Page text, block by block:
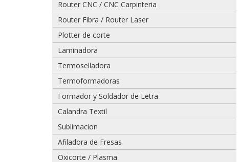
Adjuntar imagen de factura, guía o boleta:
Adjuntar imágenes de problema:
Router CNC / CNC Carpinteria
Router Fibra / Router Laser
Plotter de corte
Laminadora
Termoselladora
Termoformadoras
Formador y Soldador de Letra
Calandra Textil
Sublimacion
Afiladora de Fresas
Oxicorte / Plasma